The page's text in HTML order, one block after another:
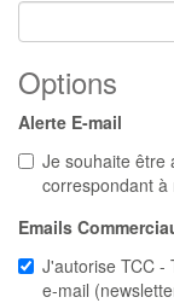
Options
Alerte E-mail
Je souhaite être
correspondant
Emails
J'autorise TCC -
e-mail